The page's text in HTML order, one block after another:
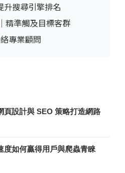
升搜尋引擎排名
｜精準觸及目標客群
專業顧問
頁設計與 SEO 策略打造網路
度如何贏得用戶與爬蟲青睞